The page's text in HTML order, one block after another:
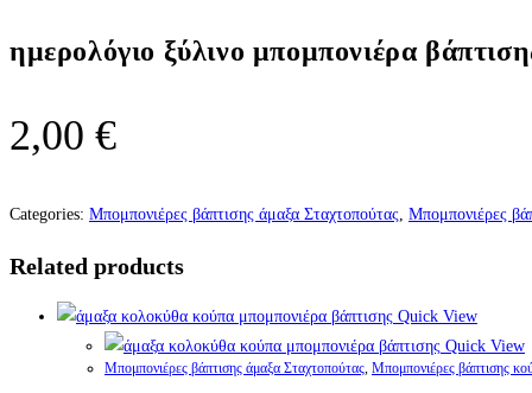
ημερολόγιο ξύλινο μπομπονιέρα
2,00 €
Categories: Μπομπονιέρες βάπτισης άμαξα Σταχτοπούτας, Μπομπονιέρες
Related products
Quick View
Quick View
Μπομπονιέρες βάπτισης άμαξα Σταχτοπούτας, Μπομπονιέρες βάπτισης